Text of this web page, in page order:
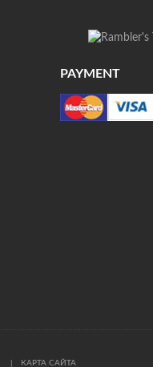
PAYMENT
КАРТА САЙТА